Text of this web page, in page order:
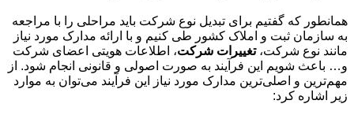
همانطور که گفتیم برای تبدیل نوع شرکت باید مراحلی را با مراجعه
به سازمان ثبت و املاک کشور طی کنیم و با ارائه مدارک مورد نیاز
مانند نوع شرکت،تغییرات شرکت، اطلاعات هویتی اعضای شرکت
و… باعث شویم این فرآیند به صورت اصولی و قانونی انجام شود. از
مهم‌ترین و اصلی‌ترین مدارک مورد نیاز این فرآیند می‌توان به موارد
زیر اشاره کرد: